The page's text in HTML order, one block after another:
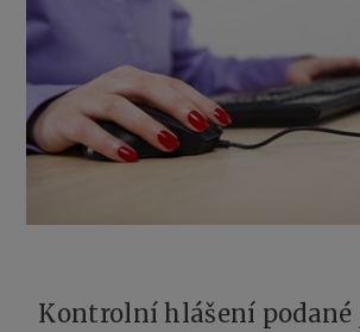
Kontrolní hlášení podané